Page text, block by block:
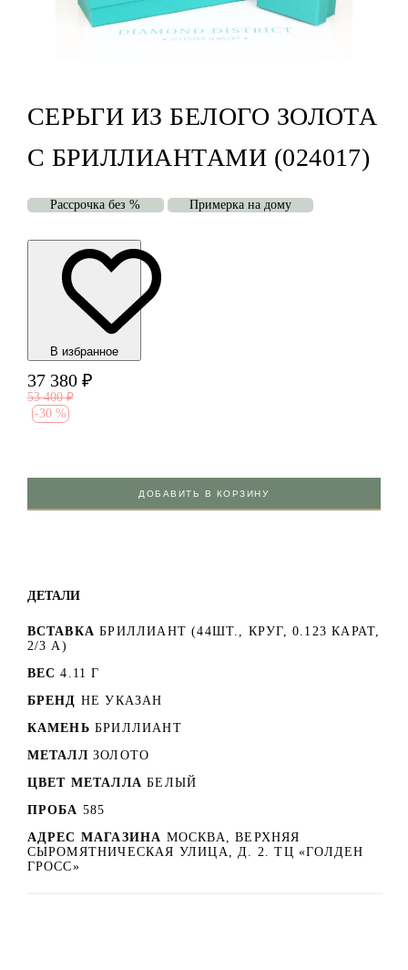
СЕРЬГИ ИЗ БЕЛОГО ЗОЛОТА
С БРИЛЛИАНТАМИ (024017)
Рассрочка без % Примерка на дому
В избранноe
37 380 ₽
53 400 ₽
-30 %
ДОБАВИТЬ В КОРЗИНУ
ДЕТАЛИ
ВСТАВКА БРИЛЛИАНТ (44ШТ., КРУГ, 0.123 КАРАТ,
2/3 А)
ВЕС 4.11 Г
БРЕНД НЕ УКАЗАН
КАМЕНЬ БРИЛЛИАНТ
МЕТАЛЛ ЗОЛОТО
ЦВЕТ МЕТАЛЛА БЕЛЫЙ
ПРОБА 585
АДРЕС МАГАЗИНА МОСКВА, ВЕРХНЯЯ
СЫРОМЯТНИЧЕСКАЯ УЛИЦА, Д. 2. ТЦ «ГОЛДЕН
ГРОСС»